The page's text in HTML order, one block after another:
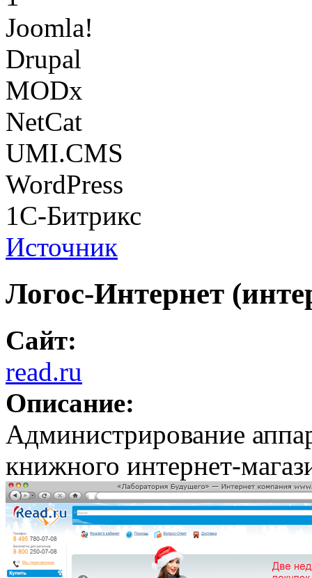
Joomla!
Drupal
MODx
NetCat
UMI.CMS
WordPress
1С-Битрикс
Источник
Логос-Интернет
Сайт:
read.ru
Описание:
Администрирование
книжного интернет-